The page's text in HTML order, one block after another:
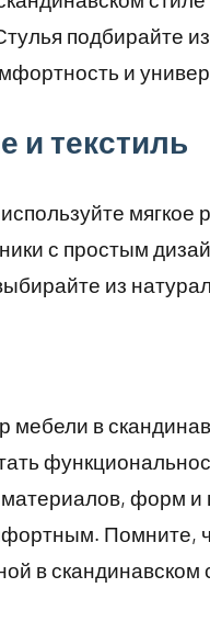
подбирайте
и
и текстиль
с простым
из
в
форм
Помните,
в скандинавском